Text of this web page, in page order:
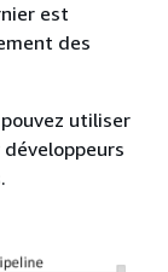
est
des
utiliser